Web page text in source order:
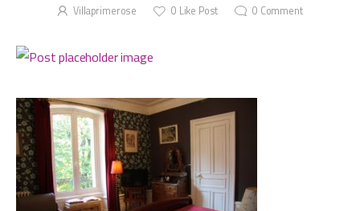
Villaprimerose 0 Like Post 0 Comment